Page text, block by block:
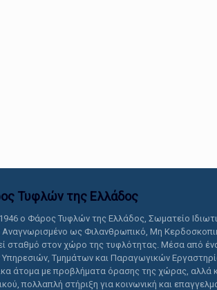
περιεχόμενο.
Τυφλών της Ελλάδoς
ο Φάρος Τυφλών της Ελλάδος, Σωματείο
Αναγνωρισμένο ως Φιλανθρωπικό, Μη
σταθμό στον χώρο της τυφλότητας. Μέσα από
Τμημάτων και Παραγωγικών
άτομα με προβλήματα όρασης της χώρας, αλλά
πολλαπλή στήριξη για κοινωνική και